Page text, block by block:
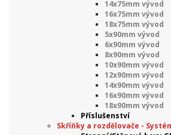
14x75mm vývod
16x75mm vývod
18x75mm vývod
5x90mm vývod
6x90mm vývod
8x90mm vývod
10x90mm vývod
12x90mm vývod
14x90mm vývod
16x90mm vývod
18x90mm vývod
Příslušenství
Skříňky a rozdělovače -